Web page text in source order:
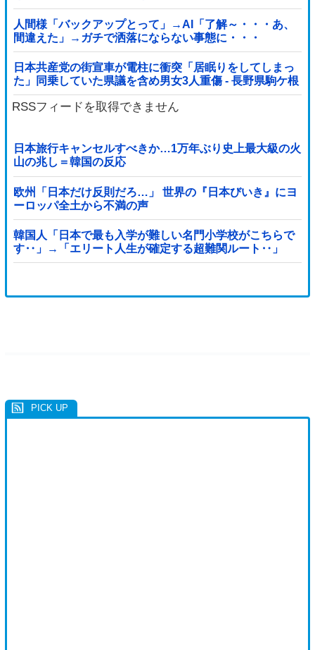
き配が起こしたのは……
人間様「バックアップとって」→AI「了解～・・・あ、
間違えた」→ガチで洒落にならない事態に・・・
日本共産党の街宣車が電柱に衝突「居眠りをしてしまっ
た」同乗していた県議を含め男女3人重傷 - 長野県駒ケ根
市 [8/6]
RSSフィードを取得できません
日本旅行キャンセルすべきか…1万年ぶり史上最大級の火
山の兆し＝韓国の反応
欧州「日本だけ反則だろ…」 世界の『日本びいき』にヨ
ーロッパ全土から不満の声
韓国人「日本で最も入学が難しい名門小学校がこちらで
す‥」→「エリート人生が確定する超難関ルート‥」